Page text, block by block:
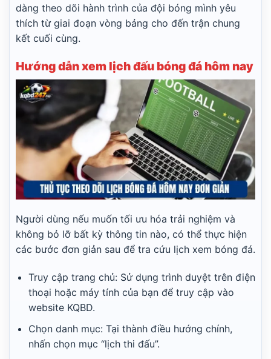
dàng theo dõi hành trình của đội bóng mình yêu
thích từ giai đoạn vòng bảng cho đến trận chung
kết cuối cùng.
Hướng dẫn xem lịch đấu bóng đá hôm nay
Người dùng nếu muốn tối ưu hóa trải nghiệm và
không bỏ lỡ bất kỳ thông tin nào, có thể thực hiện
các bước đơn giản sau để tra cứu lịch xem bóng đá.
Truy cập trang chủ: Sử dụng trình duyệt trên điện
thoại hoặc máy tính của bạn để truy cập vào
website KQBD.
Chọn danh mục: Tại thành điều hướng chính,
nhấn chọn mục “lịch thi đấu”.